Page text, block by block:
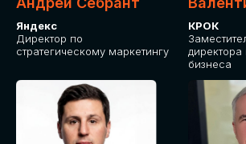
Яндекс
Директор по
стратегическому маркетингу
КРОК
бизнеса